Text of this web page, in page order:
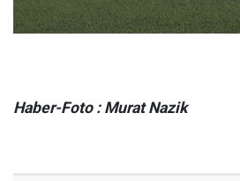
Haber-Foto : Murat Nazik